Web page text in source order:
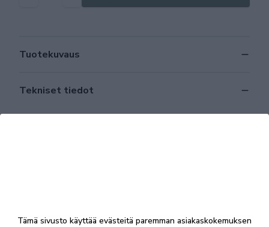
Tuotekuvaus
Tekniset tiedot
Tämä sivusto käyttää evästeitä paremman asiakaskokemuksen